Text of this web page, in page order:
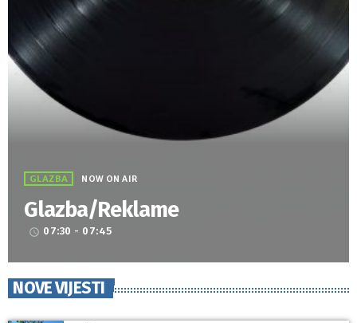
GLAZBA NOW ON AIR
Glazba/Reklame
access_time 07:30 - 07:45
NOVE VIJESTI